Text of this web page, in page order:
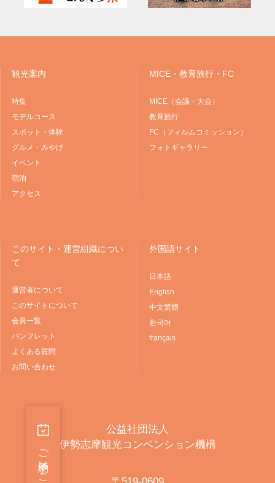
観光案内
特集
モデルコース
スポット・体験
グルメ・みやげ
イベント
宿泊
アクセス
MICE・教育旅行・FC
MICE（会議・大会）
教育旅行
FC（フィルムコミッション）
フォトギャラリー
このサイト・運営組織につい
て
運営者について
このサイトについて
会員一覧
パンフレット
よくある質問
お問い合わせ
外国語サイト
日本語
English
中文繁體
한국어
français
公益社団法人
伊勢志摩観光コンベンション機構